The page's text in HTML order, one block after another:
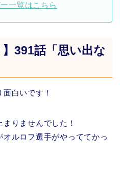
一覧はこちら
】391話「思い出な
白いです！
りませんでした！
ルロフ選手がやっててかっ